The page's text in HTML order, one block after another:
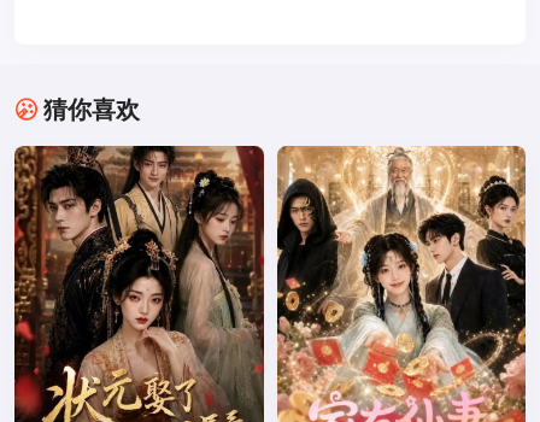
猜你喜欢